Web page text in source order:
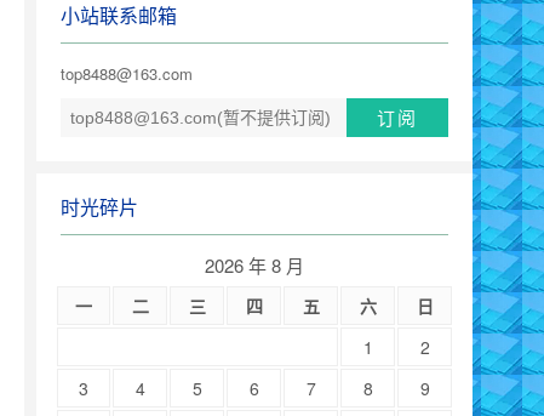
小站联系邮箱
top8488@163.com
时光碎片
2026 年 8 月
一 二 三 四 五 六
日
1
2
3
4 5 6 7 8
9